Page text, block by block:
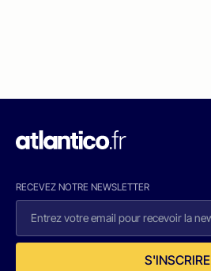
RECEVEZ NOTRE NEWSLETTER
S'INSCRIRE